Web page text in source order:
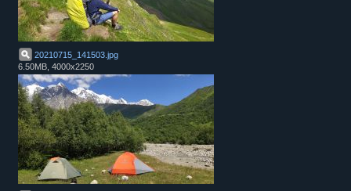
20210715_141503 jpg
6.50MB, 4000x2250